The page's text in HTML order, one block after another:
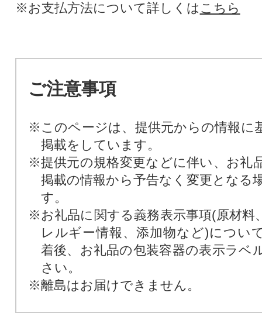
※お支払方法について詳しくは こちら
ご注意事項
※このページは、提供元からの情報に
掲載をしています。
※提供元の規格変更などに伴い、お礼
掲載の情報から予告なく変更となる
す。
※お礼品に関する義務表示事項(原材料
レルギー情報、添加物など)につい
着後、お礼品の包装容器の表示ラベ
さい。
※離島はお届けできません。